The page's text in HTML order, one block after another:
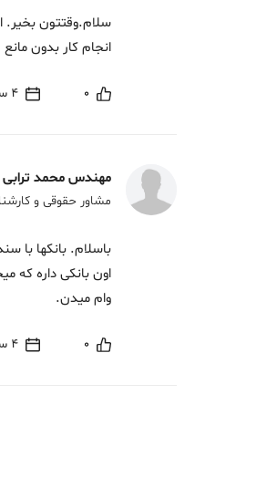
سلام.وقتتون بخیر.
انجام کار بدون
0 4 سال پیش
مهندس محمد ترابی
مشاور حقوقی و
باسلام. بانکها با
اون بانکی داره که
وام میدن.
0 4 سال پیش